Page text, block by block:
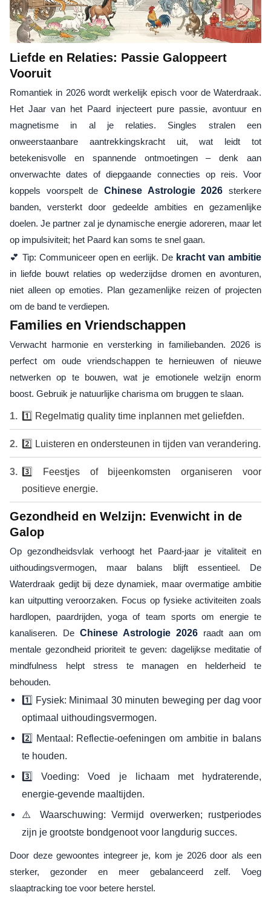
Liefde en Relaties: Passie Galoppeert
Vooruit
Romantiek in 2026 wordt werkelijk episch voor de Waterdraak.
Het Jaar van het Paard injecteert pure passie, avontuur en
magnetisme in al je relaties. Singles stralen een
onweerstaanbare aantrekkingskracht uit, wat leidt tot
betekenisvolle en spannende ontmoetingen – denk aan
onverwachte dates of diepgaande connecties op reis. Voor
koppels voorspelt de Chinese Astrologie 2026 sterkere
banden, versterkt door gedeelde ambities en gezamenlijke
doelen. Je partner zal je dynamische energie adoreren, maar let
op impulsiviteit; het Paard kan soms te snel gaan.
💕 Tip: Communiceer open en eerlijk. De kracht van ambitie
in liefde bouwt relaties op wederzijdse dromen en avonturen,
niet alleen op emoties. Plan gezamenlijke reizen of projecten
om de band te verdiepen.
Families en Vriendschappen
Verwacht harmonie en versterking in familiebanden. 2026 is
perfect om oude vriendschappen te hernieuwen of nieuwe
netwerken op te bouwen, wat je emotionele welzijn enorm
boost. Gebruik je natuurlijke charisma om bruggen te slaan.
1️⃣ Regelmatig quality time inplannen met geliefden.
2️⃣ Luisteren en ondersteunen in tijden van verandering.
3️⃣ Feestjes of bijeenkomsten organiseren voor
positieve energie.
Gezondheid en Welzijn: Evenwicht in de
Galop
Op gezondheidsvlak verhoogt het Paard-jaar je vitaliteit en
uithoudingsvermogen, maar balans blijft essentieel. De
Waterdraak gedijt bij deze dynamiek, maar overmatige ambitie
kan uitputting veroorzaken. Focus op fysieke activiteiten zoals
hardlopen, paardrijden, yoga of team sports om energie te
kanaliseren. De Chinese Astrologie 2026 raadt aan om
mentale gezondheid prioriteit te geven: dagelijkse meditatie of
mindfulness helpt stress te managen en helderheid te
behouden.
1️⃣ Fysiek: Minimaal 30 minuten beweging per dag voor
optimaal uithoudingsvermogen.
2️⃣ Mentaal: Reflectie-oefeningen om ambitie in balans
te houden.
3️⃣ Voeding: Voed je lichaam met hydraterende,
energie-gevende maaltijden.
⚠️ Waarschuwing: Vermijd overwerken; rustperiodes
zijn je grootste bondgenoot voor langdurig succes.
Door deze gewoontes integreer je, kom je 2026 door als een
sterker, gezonder en meer gebalanceerd zelf. Voeg
slaaptracking toe voor betere herstel.